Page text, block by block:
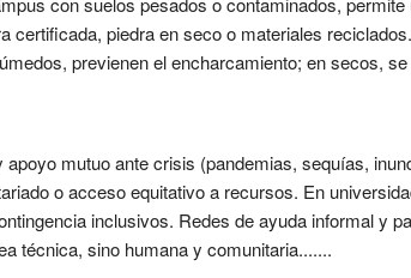
piedra en seco o materiales
previenen el encharcamiento; en secos,
mutuo ante crisis (pandemias, sequías,
o acceso equitativo a recursos. En
inclusivos. Redes de ayuda informal y
técnica, sino humana y comunitaria.......